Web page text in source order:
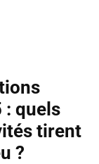
: quels
tirent
?